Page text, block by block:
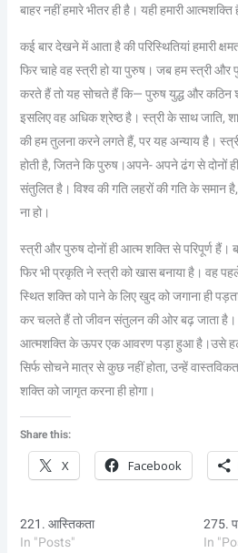
बाहर नहीं हमारे भीतर ही है। यही हमारी आत्मशक्ति
कई बार देखने में आता है की परिस्थितियां हमारी
फिर चाहे वह स्त्री हो या पुरुष। जब हम स्त्री और
करते हैं तो यह सोचते हैं कि— पुरुष युद्ध और कठिन
इसलिए वह अधिक श्रेष्ठ है। स्त्री के साथ जाति,
की हम तुलना करने लगते हैं, पर यह अन्याय है।
होती है, जितने कि पुरुष।अपने- अपने ढंग से दोनों
संतुलित है। विश्व की गति लहरों की गति के समान
ना हो।
स्त्री और पुरुष दोनों ही आत्म शक्ति से परिपूर्ण
फिर भी प्रकृति ने स्त्री को खास बनाया है। वह
स्थित शक्ति को पाने के लिए खुद को जगाना ही
कर चलते हैं तो जीवन संतुलन की ओर बढ़ जाता है।
आत्मशक्ति के ऊपर एक आवरण पड़ा हुआ है।उसे
सिर्फ सोचने मात्र से कुछ नहीं होता, उन्हें
शक्ति को जागृत करना ही होगा।
Share this:
X
Facebook
221. आस्तिकता
In "Posts"
275.
In